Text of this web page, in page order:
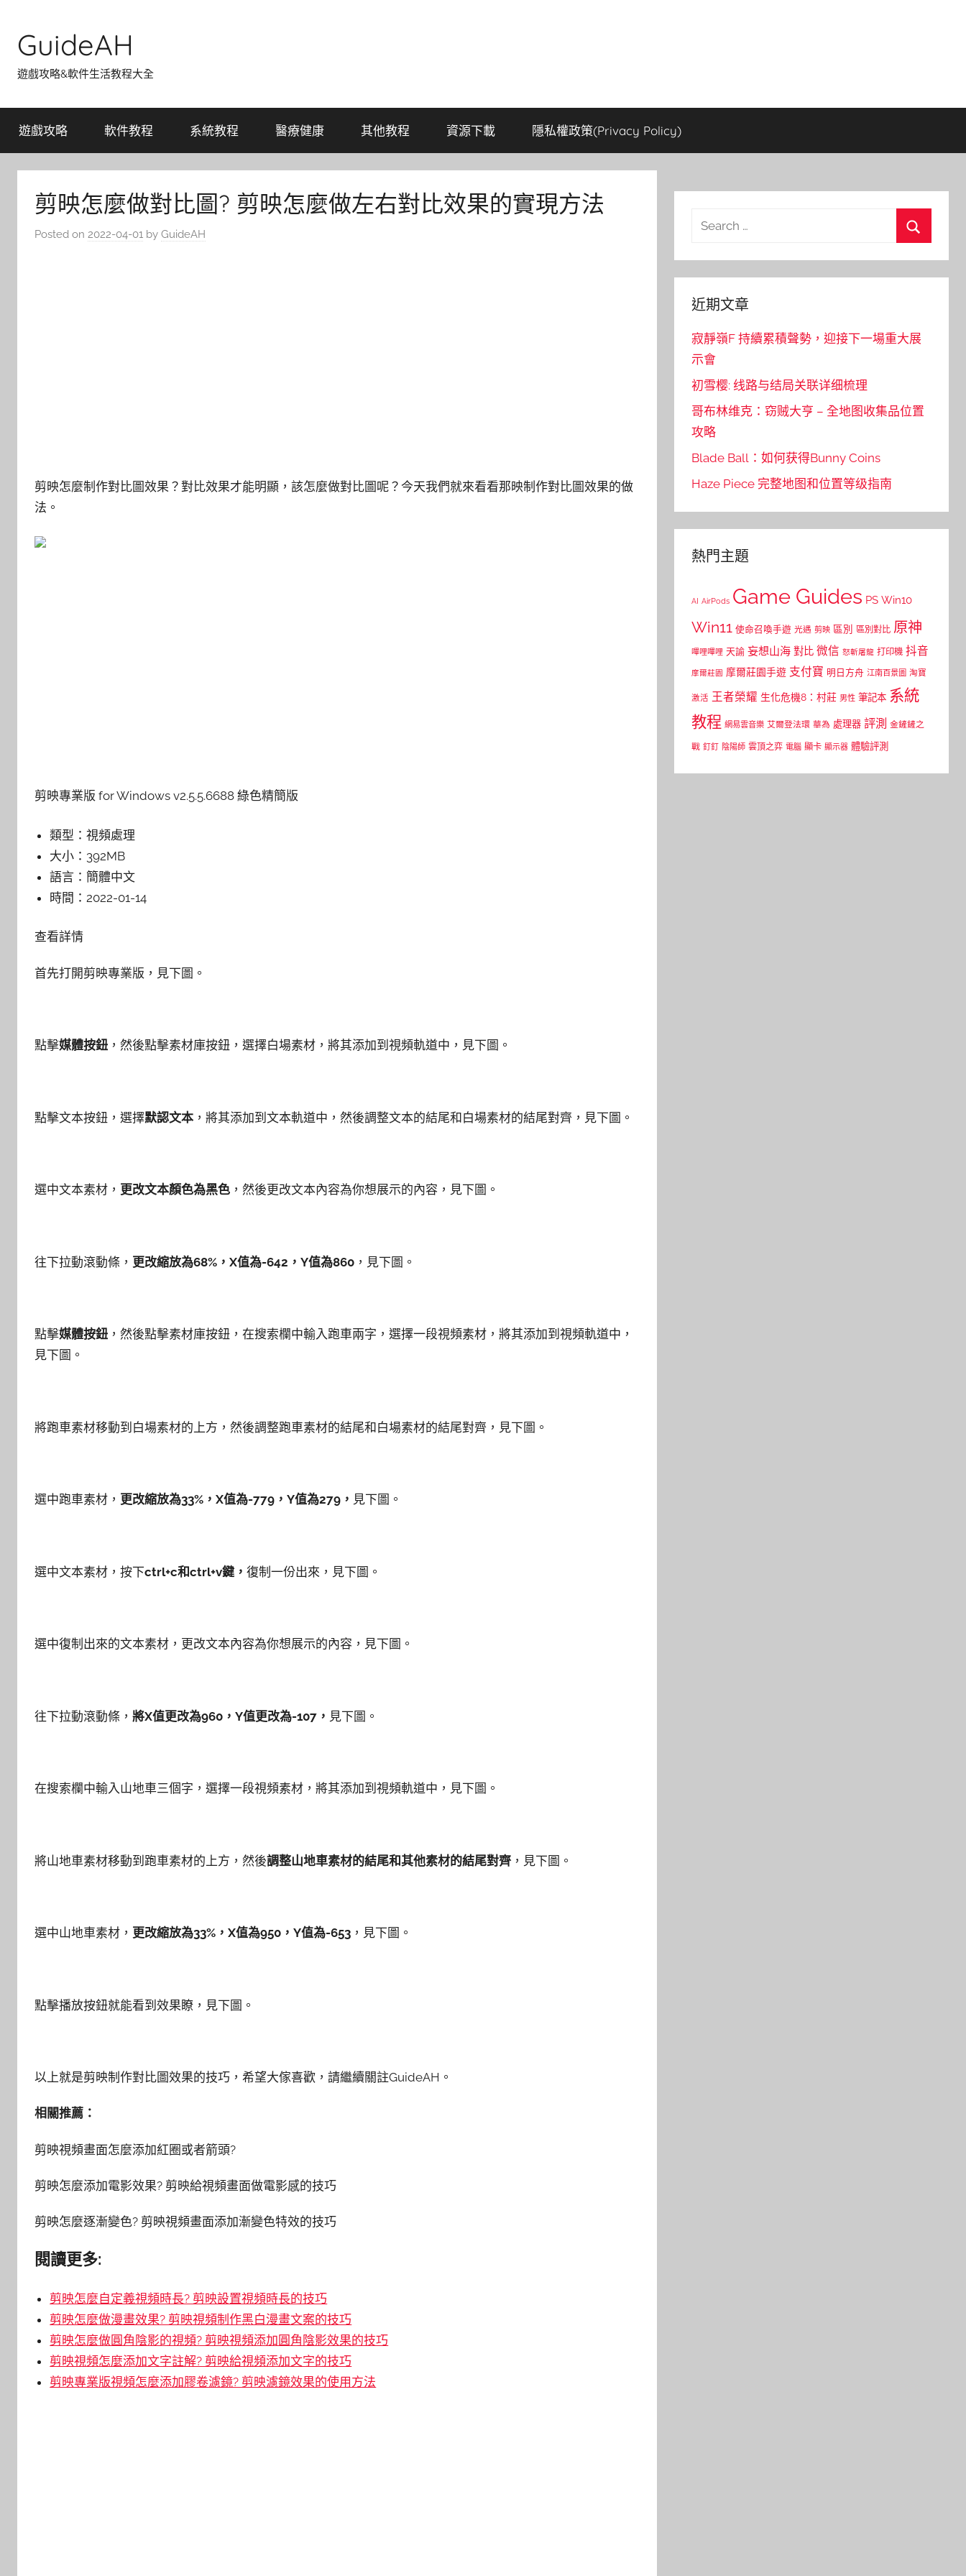
content
GuideAH
遊戲攻略&軟件生活教程大全
遊戲攻略 軟件教程 系統教程 醫療健康 其他教程 資源下載 隱私權政策(Privacy Policy)
剪映怎麼做對比圖? 剪映怎麼做左右對比效果的實現方法
Posted on 2022-04-01 by GuideAH
剪映怎麼制作對比圖效果？對比效果才能明顯，該怎麼做對比圖呢？今天我們就來看看那映制作對比圖效果的做
法。
剪映專業版 for Windows v2.5.5.6688 綠色精簡版
類型：視頻處理
大小： 392MB
語言： 簡體中文
時間： 2022-01-14
查看詳情
首先打開剪映專業版，見下圖。
點擊媒體按鈕 ，然後點擊素材庫按鈕，選擇白場素材，將其添加到視頻軌道中，見下圖。
點擊文本按鈕，選擇默認文本 ，將其添加到文本軌道中，然後調整文本的結尾和白場素材的結尾對齊，見下圖。
選中文本素材， 更改文本顏色為黑色 ，然後更改文本內容為你想展示的內容，見下圖。
往下拉動滾動條， 更改縮放為68%，X值為-642，Y值為860 ，見下圖。
點擊媒體按鈕 ，然後點擊素材庫按鈕，在搜索欄中輸入跑車兩字，選擇一段視頻素材，將其添加到視頻軌道中，
見下圖。
將跑車素材移動到白場素材的上方，然後調整跑車素材的結尾和白場素材的結尾對齊，見下圖。
選中跑車素材， 更改縮放為33%，X值為-779，Y值為279， 見下圖。
選中文本素材，按下ctrl+c和ctrl+v鍵， 復制一份出來，見下圖。
選中復制出來的文本素材，更改文本內容為你想展示的內容，見下圖。
往下拉動滾動條， 將X值更改為960，Y值更改為-107， 見下圖。
在搜索欄中輸入山地車三個字，選擇一段視頻素材，將其添加到視頻軌道中，見下圖。
將山地車素材移動到跑車素材的上方，然後調整山地車素材的結尾和其他素材的結尾對齊 ，見下圖。
選中山地車素材， 更改縮放為33%，X值為950，Y值為-653 ，見下圖。
點擊播放按鈕就能看到效果瞭，見下圖。
以上就是剪映制作對比圖效果的技巧，希望大傢喜歡，請繼續關註GuideAH。
相關推薦：
剪映視頻畫面怎麼添加紅圈或者箭頭?
剪映怎麼添加電影效果? 剪映給視頻畫面做電影感的技巧
剪映怎麼逐漸變色? 剪映視頻畫面添加漸變色特效的技巧
閱讀更多:
剪映怎麼自定義視頻時長? 剪映設置視頻時長的技巧
剪映怎麼做漫畫效果? 剪映視頻制作黑白漫畫文案的技巧
剪映怎麼做圓角陰影的視頻? 剪映視頻添加圓角陰影效果的技巧
剪映視頻怎麼添加文字註解? 剪映給視頻添加文字的技巧
剪映專業版視頻怎麼添加膠卷濾鏡? 剪映濾鏡效果的使用方法
Search
近期文章
寂靜嶺F 持續累積聲勢，迎接下一場重大展
示會
初雪樱: 线路与结局关联详细梳理
哥布林维克：窃贼大亨 – 全地图收集品位置
攻略
Blade Ball：如何获得Bunny Coins
Haze Piece 完整地图和位置等级指南
熱門主題
AI AirPods Game Guides PS Win10
Win11 使命召喚手遊 光遇 剪映 區別 區別對比 原神
嗶哩嗶哩 天諭 妄想山海 對比 微信 怒斬屠龍 打印機 抖音
摩爾莊園 摩爾莊園手遊 支付寶 明日方舟 江南百景圖 淘寶
激活 王者榮耀 生化危機8：村莊 男性 筆記本 系統
教程 網易雲音樂 艾爾登法環 華為 處理器 評測 金鏟鏟之
戰 釘釘 陰陽師 雲頂之弈 電腦 顯卡 顯示器 體驗評測